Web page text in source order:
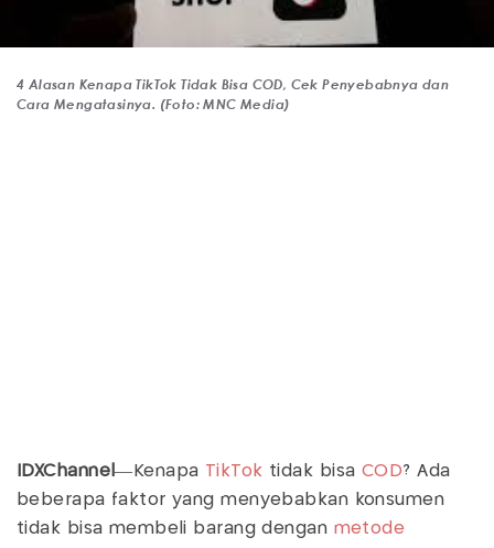
4 Alasan Kenapa TikTok Tidak Bisa COD, Cek Penyebabnya dan
Cara Mengatasinya. (Foto: MNC Media)
IDXChannel—Kenapa TikTok tidak bisa COD? Ada
beberapa faktor yang menyebabkan konsumen
tidak bisa membeli barang dengan metode